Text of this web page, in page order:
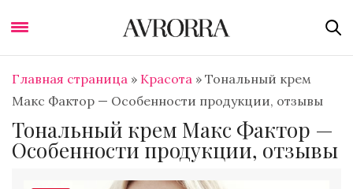
Главная страница » Красота » Тональный крем
Макс Фактор — Особенности продукции, отзывы
Тональный крем Макс Фактор —
Особенности продукции, отзывы